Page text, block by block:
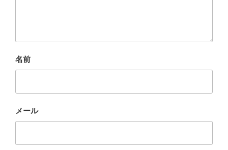
名前
メール